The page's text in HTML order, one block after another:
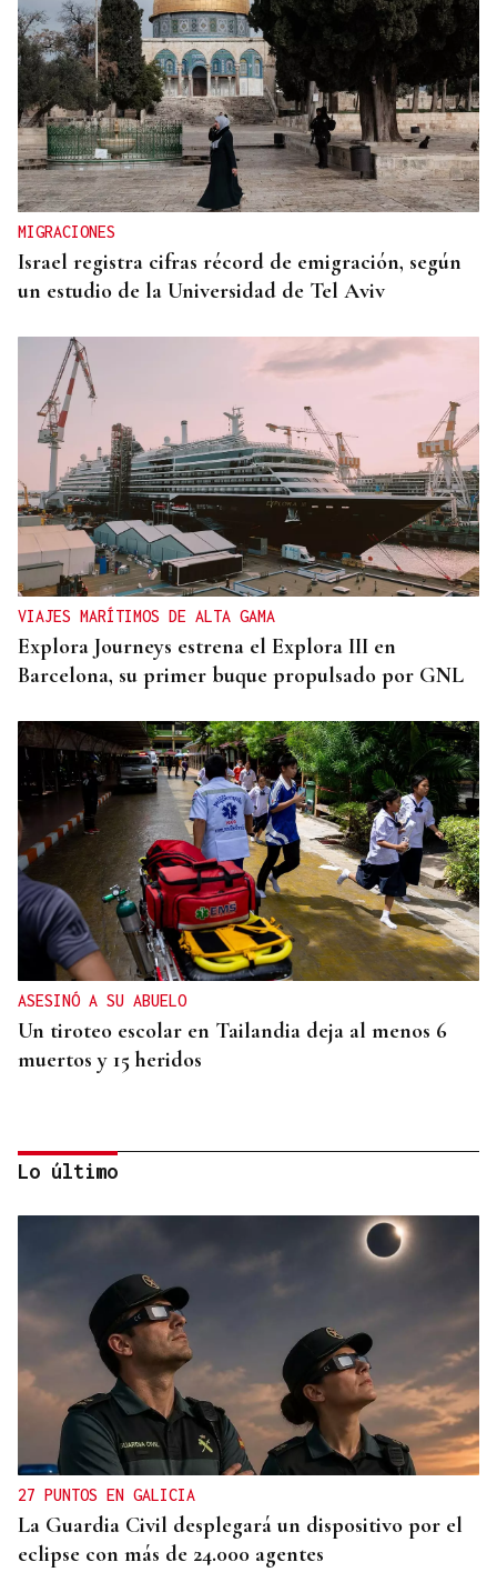
MIGRACIONES
Israel registra cifras récord de emigración, según
un estudio de la Universidad de Tel Aviv
VIAJES MARÍTIMOS DE ALTA GAMA
Explora Journeys estrena el Explora III en
Barcelona, su primer buque propulsado por GNL
ASESINÓ A SU ABUELO
Un tiroteo escolar en Tailandia deja al menos 6
muertos y 15 heridos
MUNDIAL DE FUTBOL
El Congreso debatirá si España debe replantearse
el Mundial 2030 con Marruecos tras la crisis
humanitaria de Ceuta
Lo último
27 PUNTOS EN GALICIA
La Guardia Civil desplegará un dispositivo por el
eclipse con más de 24.000 agentes